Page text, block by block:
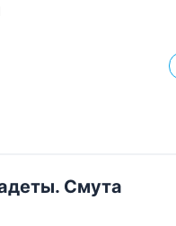
Смута